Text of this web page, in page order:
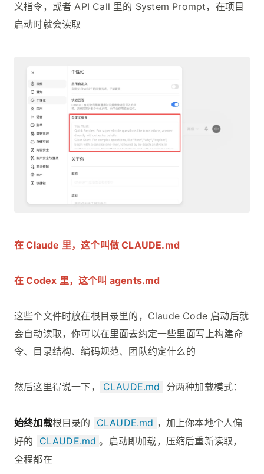
义指令，或者 API Call 里的 System Prompt，在项目
启动时就会读取
在 Claude 里，这个叫做 CLAUDE.md
在 Codex 里，这个叫 agents.md
这些个文件时放在根目录里的，Claude Code 启动后就
会自动读取，你可以在里面去约定一些里面写上构建命
令、目录结构、编码规范、团队约定什么的
然后这里得说一下， CLAUDE.md 分两种加载模式：
始终加载根目录的 CLAUDE.md ，加上你本地个人偏
好的
CLAUDE.md 。启动即加载，压缩后重新读取，
全程都在